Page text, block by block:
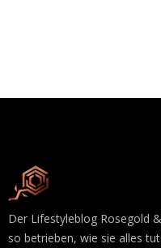
Der Lifestyleblog Rosegold
so betrieben, wie sie alles